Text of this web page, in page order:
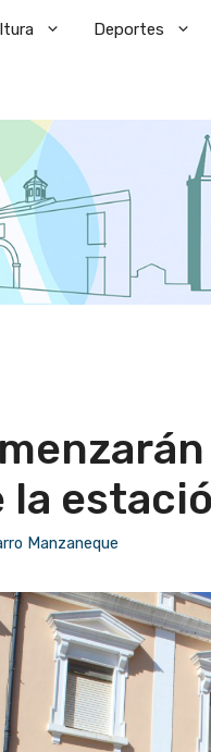
Deportes
Manzaneque